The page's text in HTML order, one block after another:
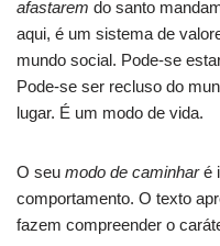
afastarem do santo
aqui, é um sistema de
mundo social. Pode-se
Pode-se ser recluso do
lugar. É um modo de vida.
O seu modo de caminharé
comportamento. O texto
fazem compreender o